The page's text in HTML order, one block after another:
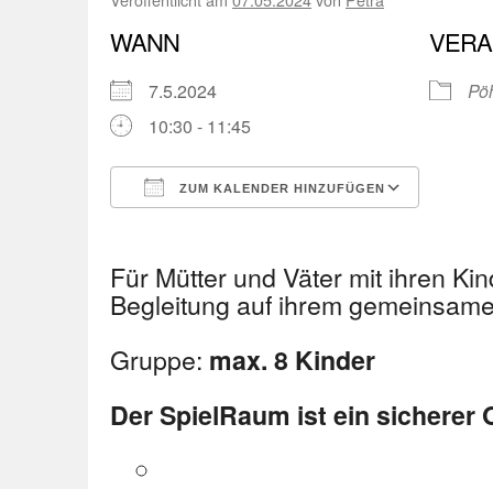
WANN
7.5.2024
10:30 - 11:45
ZUM KALENDER HINZUFÜGEN
Für Mütter und Väter mit ihren
Begleitung auf ihrem
Gruppe: max. 8 Kinder
Der SpielRaum ist ein sicherer